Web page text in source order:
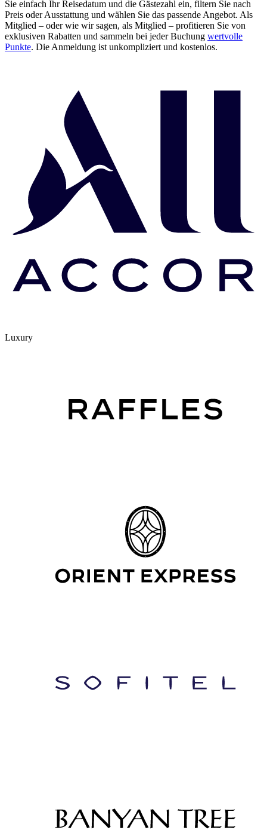
Sie einfach Ihr Reisedatum und die Gästezahl ein, filtern Sie nach
Preis oder Ausstattung und wählen Sie das passende Angebot. Als
Mitglied – oder wie wir sagen, als Mitglied – profitieren Sie von
exklusiven Rabatten und sammeln bei jeder Buchung wertvolle
Punkte. Die Anmeldung ist unkompliziert und kostenlos.
Luxury